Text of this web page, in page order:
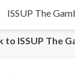
ISSUP The
to ISSUP The